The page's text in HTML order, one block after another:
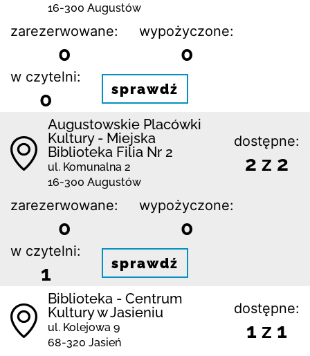
16-300 Augustów
zarezerwowane:
0
wypożyczone:
0
w czytelni:
0 sprawdź
Augustowskie Placówki
Kultury - Miejska
Biblioteka Filia Nr 2
ul. Komunalna 2
16-300 Augustów
dostępne:
2 z 2
zarezerwowane:
0
wypożyczone:
0
w czytelni:
1 sprawdź
Biblioteka - Centrum
Kultury w Jasieniu
ul. Kolejowa 9
68-320 Jasień
dostępne:
1 z 1